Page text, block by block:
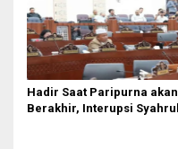
Hadir Saat Paripurna akan
Berakhir, Interupsi Syahrul